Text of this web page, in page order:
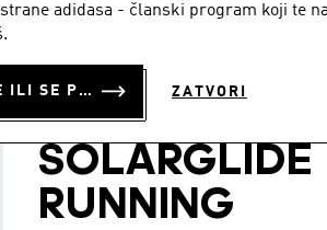
adidasa - članski program koji te
PRIJAVI SE ILI SE PRIDRUŽI SADA ZATVORI
TENISICE
STELLA
MCCARTNEY
SOLARGLIDE
RUNNING